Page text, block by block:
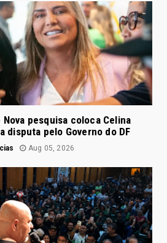
Nova pesquisa coloca Celina
disputa pelo Governo do DF
Aug 05, 2026